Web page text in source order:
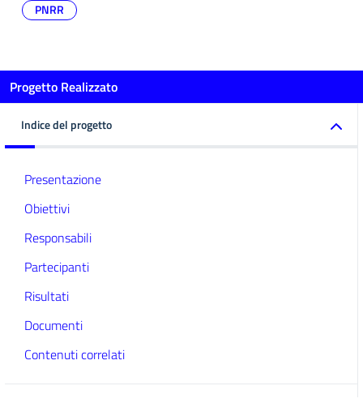
PNRR
Progetto Realizzato
Indice del progetto
Presentazione
Obiettivi
Responsabili
Partecipanti
Risultati
Documenti
Contenuti correlati